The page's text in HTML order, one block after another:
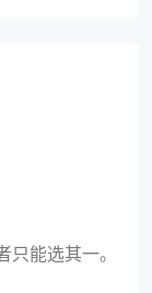
能选其一。